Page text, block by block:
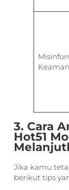
3. Cara
Hot51
Jika kamu
berikut tips